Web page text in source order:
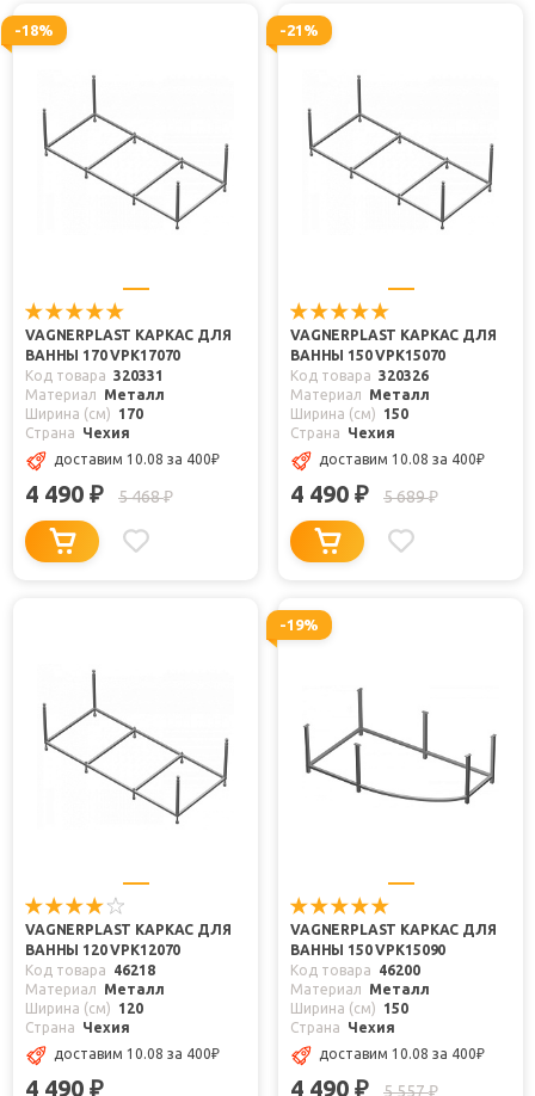
-18%
VAGNERPLAST КАРКАС ДЛЯ
ВАННЫ 170 VPK17070
Код товара 320331
Материал
Металл
Ширина (см)
170
Страна
Чехия
доставим 10.08 за 400₽
4 490 ₽ 5 468₽
-21%
VAGNERPLAST КАРКАС ДЛЯ
ВАННЫ 150 VPK15070
Код товара 320326
Материал
Металл
Ширина (см)
150
Страна
Чехия
доставим 10.08 за 400₽
4 490 ₽ 5 689₽
VAGNERPLAST КАРКАС ДЛЯ
ВАННЫ 120 VPK12070
Код товара
46218
Материал
Металл
Ширина (см)
120
Страна
Чехия
доставим 10.08 за 400₽
4 490 ₽
-19%
VAGNERPLAST КАРКАС ДЛЯ
ВАННЫ 150 VPK15090
Код товара
46200
Материал
Металл
Ширина (см)
150
Страна
Чехия
доставим 10.08 за 400₽
4 490 ₽ 5 557₽